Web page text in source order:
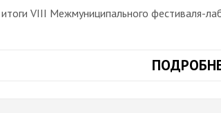
VIII Межмуниципального фестиваля-